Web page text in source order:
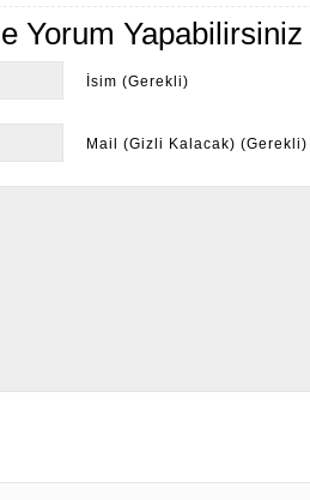
Yorum Yapabilirsiniz
İsim (Gerekli)
Mail (Gizli Kalacak) (Gerekli)